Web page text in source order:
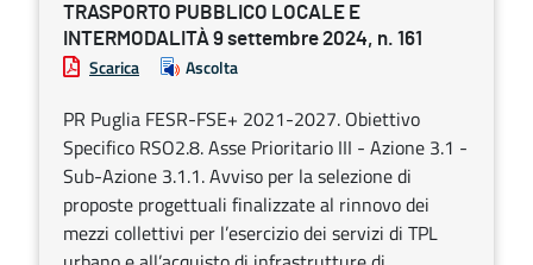
TRASPORTO PUBBLICO LOCALE E
INTERMODALITÀ 9 settembre 2024, n. 161
Scarica Ascolta
PR Puglia FESR-FSE+ 2021-2027. Obiettivo
Specifico RSO2.8. Asse Prioritario III - Azione 3.1 -
Sub-Azione 3.1.1. Avviso per la selezione di
proposte progettuali finalizzate al rinnovo dei
mezzi collettivi per l’esercizio dei servizi di TPL